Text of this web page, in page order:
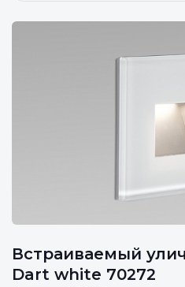
Встраиваемый
Dart white 70272